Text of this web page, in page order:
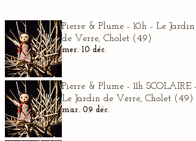
Pierre & Plume - 10h - Le Jardin
de Verre, Cholet (49)
mer. 10 déc.
Pierre & Plume - 11h SCOLAIRE -
Le Jardin de Verre, Cholet (49)
mar. 09 déc.